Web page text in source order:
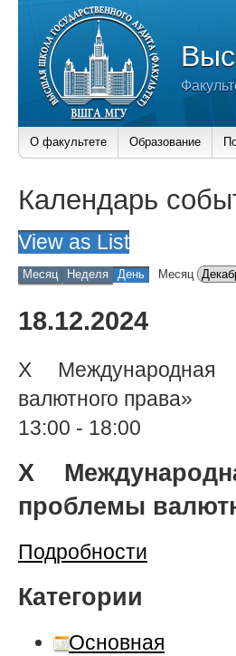
О факультете Образование
Календарь
View as List
Месяц Неделя День Месяц
18.12.2024
X Международная
валютного права»
13:00 - 18:00
X
проблемы
Подробности
Категории
Основная